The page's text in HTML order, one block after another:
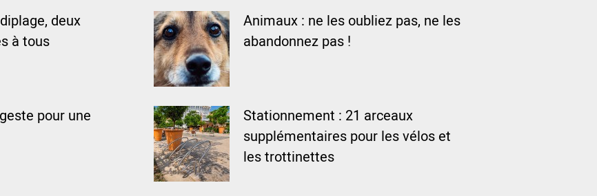
deux
à tous
Animaux : ne les oubliez pas, ne les
abandonnez pas !
pour une
Stationnement : 21 arceaux
supplémentaires pour les vélos et
les trottinettes